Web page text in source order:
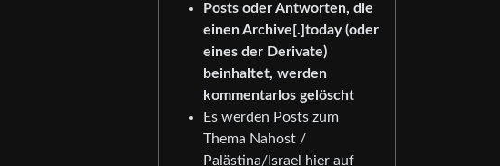
Posts oder Antworten, die
einen Archive[.]today (oder
eines der Derivate)
beinhaltet, werden
kommentarlos gelöscht
Es werden Posts zum
Thema Nahost /
Palästina/Israel hier auf